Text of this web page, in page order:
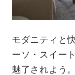
モダニティと
ーソ・スイー
魅了されよう